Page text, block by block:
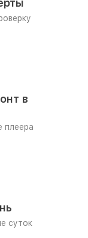
в
плеера
суток